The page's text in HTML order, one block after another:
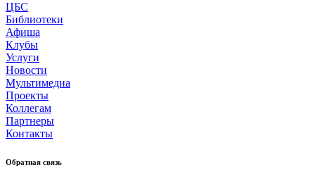
ЦБС
Библиотеки
Афиша
Клубы
Услуги
Новости
Мультимедиа
Проекты
Коллегам
Партнеры
Контакты
Обратная связь